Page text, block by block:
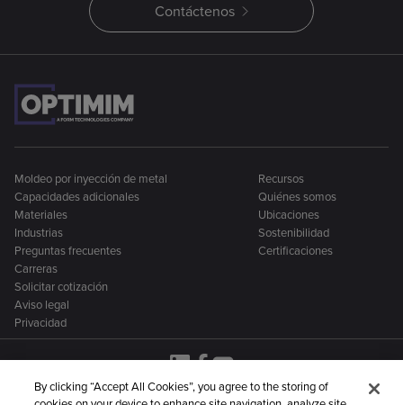
Contáctenos
Moldeo por inyección de metal
Capacidades adicionales
Materiales
Industrias
Preguntas frecuentes
Recursos
Quiénes somos
Ubicaciones
Sostenibilidad
Certificaciones
Carreras
Solicitar cotización
Aviso legal
Privacidad
By clicking “Accept All Cookies”, you agree to the storing of